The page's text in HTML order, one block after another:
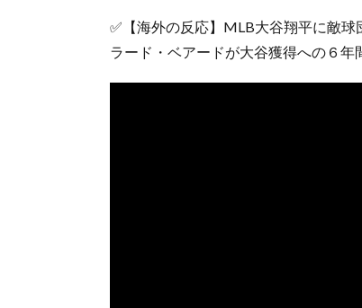
✅【海外の反応】MLB大谷翔平に敵
ラード・ベアードが大谷獲得への６年